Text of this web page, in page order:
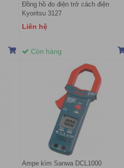
Đồng hồ đo điện trở cách điện
Kyoritsu 3127
Liên hệ
Còn hàng
Ampe kìm Sanwa DCL1000